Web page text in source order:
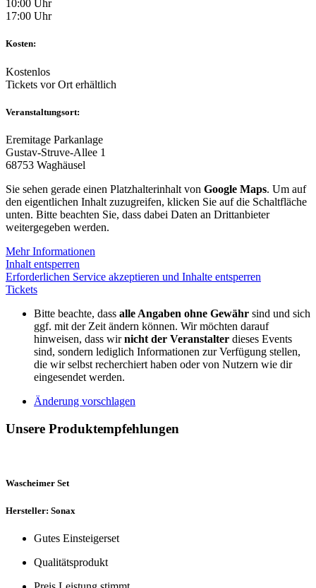
10:00 Uhr
17:00 Uhr
Kosten:
Kostenlos
Tickets vor Ort erhältlich
Veranstaltungsort:
Eremitage Parkanlage
Gustav-Struve-Allee 1
68753 Waghäusel
Sie sehen gerade einen Platzhalterinhalt von Google Maps. Um auf
den eigentlichen Inhalt zuzugreifen, klicken Sie auf die Schaltfläche
unten. Bitte beachten Sie, dass dabei Daten an Drittanbieter
weitergegeben werden.
Mehr Informationen
Inhalt entsperren
Erforderlichen Service akzeptieren und Inhalte entsperren
Tickets
Bitte beachte, dass alle Angaben ohne Gewähr sind und sich
ggf. mit der Zeit ändern können. Wir möchten darauf
hinweisen, dass wirnicht der Veranstalter dieses Events
sind, sondern lediglich Informationen zur Verfügung stellen,
die wir selbst recherchiert haben oder von Nutzern wie dir
eingesendet werden.
Änderung vorschlagen
Unsere Produktempfehlungen
Wascheimer Set
Hersteller: Sonax
Gutes Einsteigerset
Qualitätsprodukt